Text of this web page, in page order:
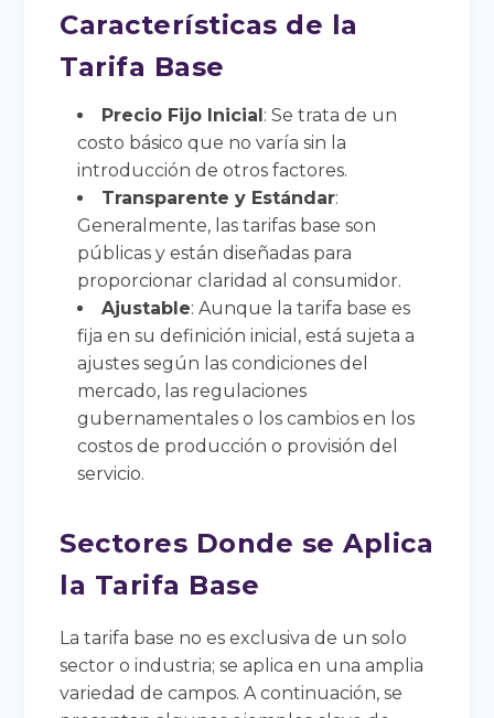
Características de la
Tarifa Base
Precio Fijo Inicial: Se trata de un
costo básico que no varía sin la
introducción de otros factores.
Transparente y Estándar:
Generalmente, las tarifas base son
públicas y están diseñadas para
proporcionar claridad al consumidor.
Ajustable: Aunque la tarifa base es
fija en su definición inicial, está sujeta a
ajustes según las condiciones del
mercado, las regulaciones
gubernamentales o los cambios en los
costos de producción o provisión del
servicio.
Sectores Donde se Aplica
la Tarifa Base
La tarifa base no es exclusiva de un solo
sector o industria; se aplica en una amplia
variedad de campos. A continuación, se